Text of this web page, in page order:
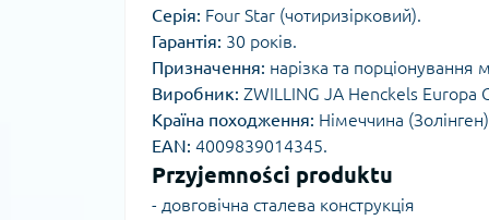
Серія: Four Star (чотиризірковий).
Гарантія: 30 років.
Призначення: нарізка та порціонування
Виробник: ZWILLING JA Henckels Europa
Країна походження: Німеччина
EAN: 4009839014345.
Przyjemności produktu
- довговічна сталева конструкція